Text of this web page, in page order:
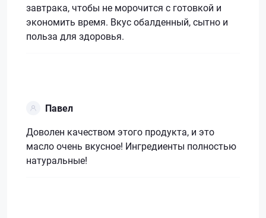
завтрака, чтобы не морочится с готовкой и
экономить время. Вкус обалденный, сытно и
польза для здоровья.
Павел
Доволен качеством этого продукта, и это
масло очень вкусное! Ингредиенты полностью
натуральные!